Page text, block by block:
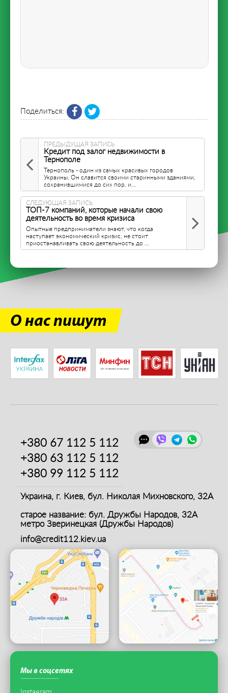
Поделиться:
ПРЕДЫДУЩАЯ ЗАПИСЬ
Кредит под залог недвижимости в
Тернополе
Тернополь - один из самых красивых городов
Украины. Он славится своими старинными зданиями,
сохранившимися до сих пор, и...
СЛЕДУЮЩАЯ ЗАПИСЬ
ТОП-7 компаний, которые начали свою
деятельность во время кризиса
Опытные предприниматели знают, что когда
наступает экономический кризис, не стоит
приостанавливать свою деятельность до ...
О нас пишут
+380 67 112 5 112
+380 63 112 5 112
+380 99 112 5 112
Украина, г. Киев, бул. Николая Михновского, 32А
старое название: бул. Дружбы Народов, 32А
метро Зверинецкая (Дружбы Народов)
info@credit112.kiev.ua
Мы в соцсетях